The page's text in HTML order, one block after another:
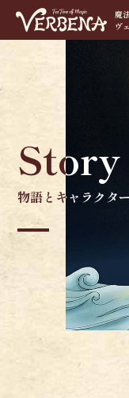
魔
ヴ
Story
Story
物語とキャラクタ
物語とキャラクタ